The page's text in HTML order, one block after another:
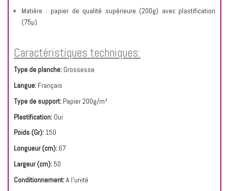
Matière : papier de qualité supérieure (200g) avec plastification
(75µ)
Caractéristiques techniques:
Type de planche: Grossesse
Langue: Français
Type de support: Papier 200g/m²
Plastification: Oui
Poids (Gr):150
Longueur (cm): 67
Largeur (cm):50
Conditionnement:A l'unité